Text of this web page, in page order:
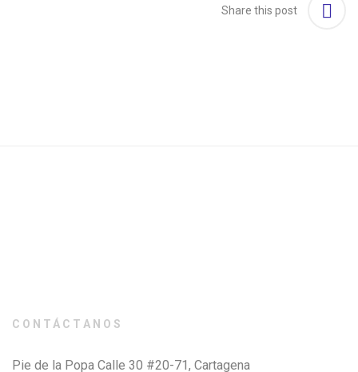
Share this post
CONTÁCTANOS
Pie de la Popa Calle 30 #20-71, Cartagena